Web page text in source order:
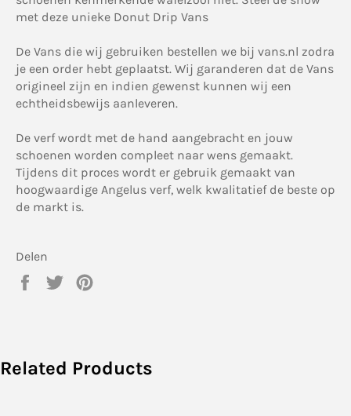
met deze unieke Donut Drip Vans
De Vans die wij gebruiken bestellen we bij vans.nl zodra
je een order hebt geplaatst. Wij garanderen dat de Vans
origineel zijn en indien gewenst kunnen wij een
echtheidsbewijs aanleveren.
De verf wordt met de hand aangebracht en jouw
schoenen worden compleet naar wens gemaakt.
Tijdens dit proces wordt er gebruik gemaakt van
hoogwaardige Angelus verf, welk kwalitatief de beste op
de markt is.
Delen
Delen
Twitteren
Related Products